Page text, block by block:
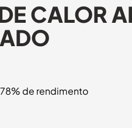
CALOR
de rendimento